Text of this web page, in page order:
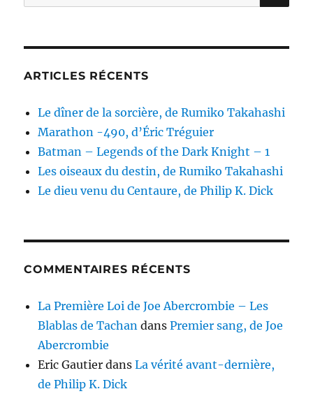
pour :
ARTICLES RÉCENTS
Le dîner de la sorcière, de Rumiko Takahashi
Marathon -490, d’Éric Tréguier
Batman – Legends of the Dark Knight – 1
Les oiseaux du destin, de Rumiko Takahashi
Le dieu venu du Centaure, de Philip K. Dick
COMMENTAIRES RÉCENTS
La Première Loi de Joe Abercrombie – Les
Blablas de Tachan dansPremier sang, de Joe
Abercrombie
Eric Gautier dansLa vérité avant-dernière,
de Philip K. Dick